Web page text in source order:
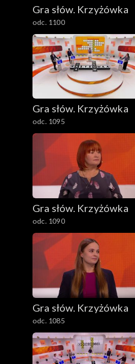
Gra słów. Krzyżówka
odc. 1100
Gra słów. Krzyżówka
odc. 1095
Gra słów. Krzyżówka
odc. 1090
Gra słów. Krzyżówka
odc. 1085